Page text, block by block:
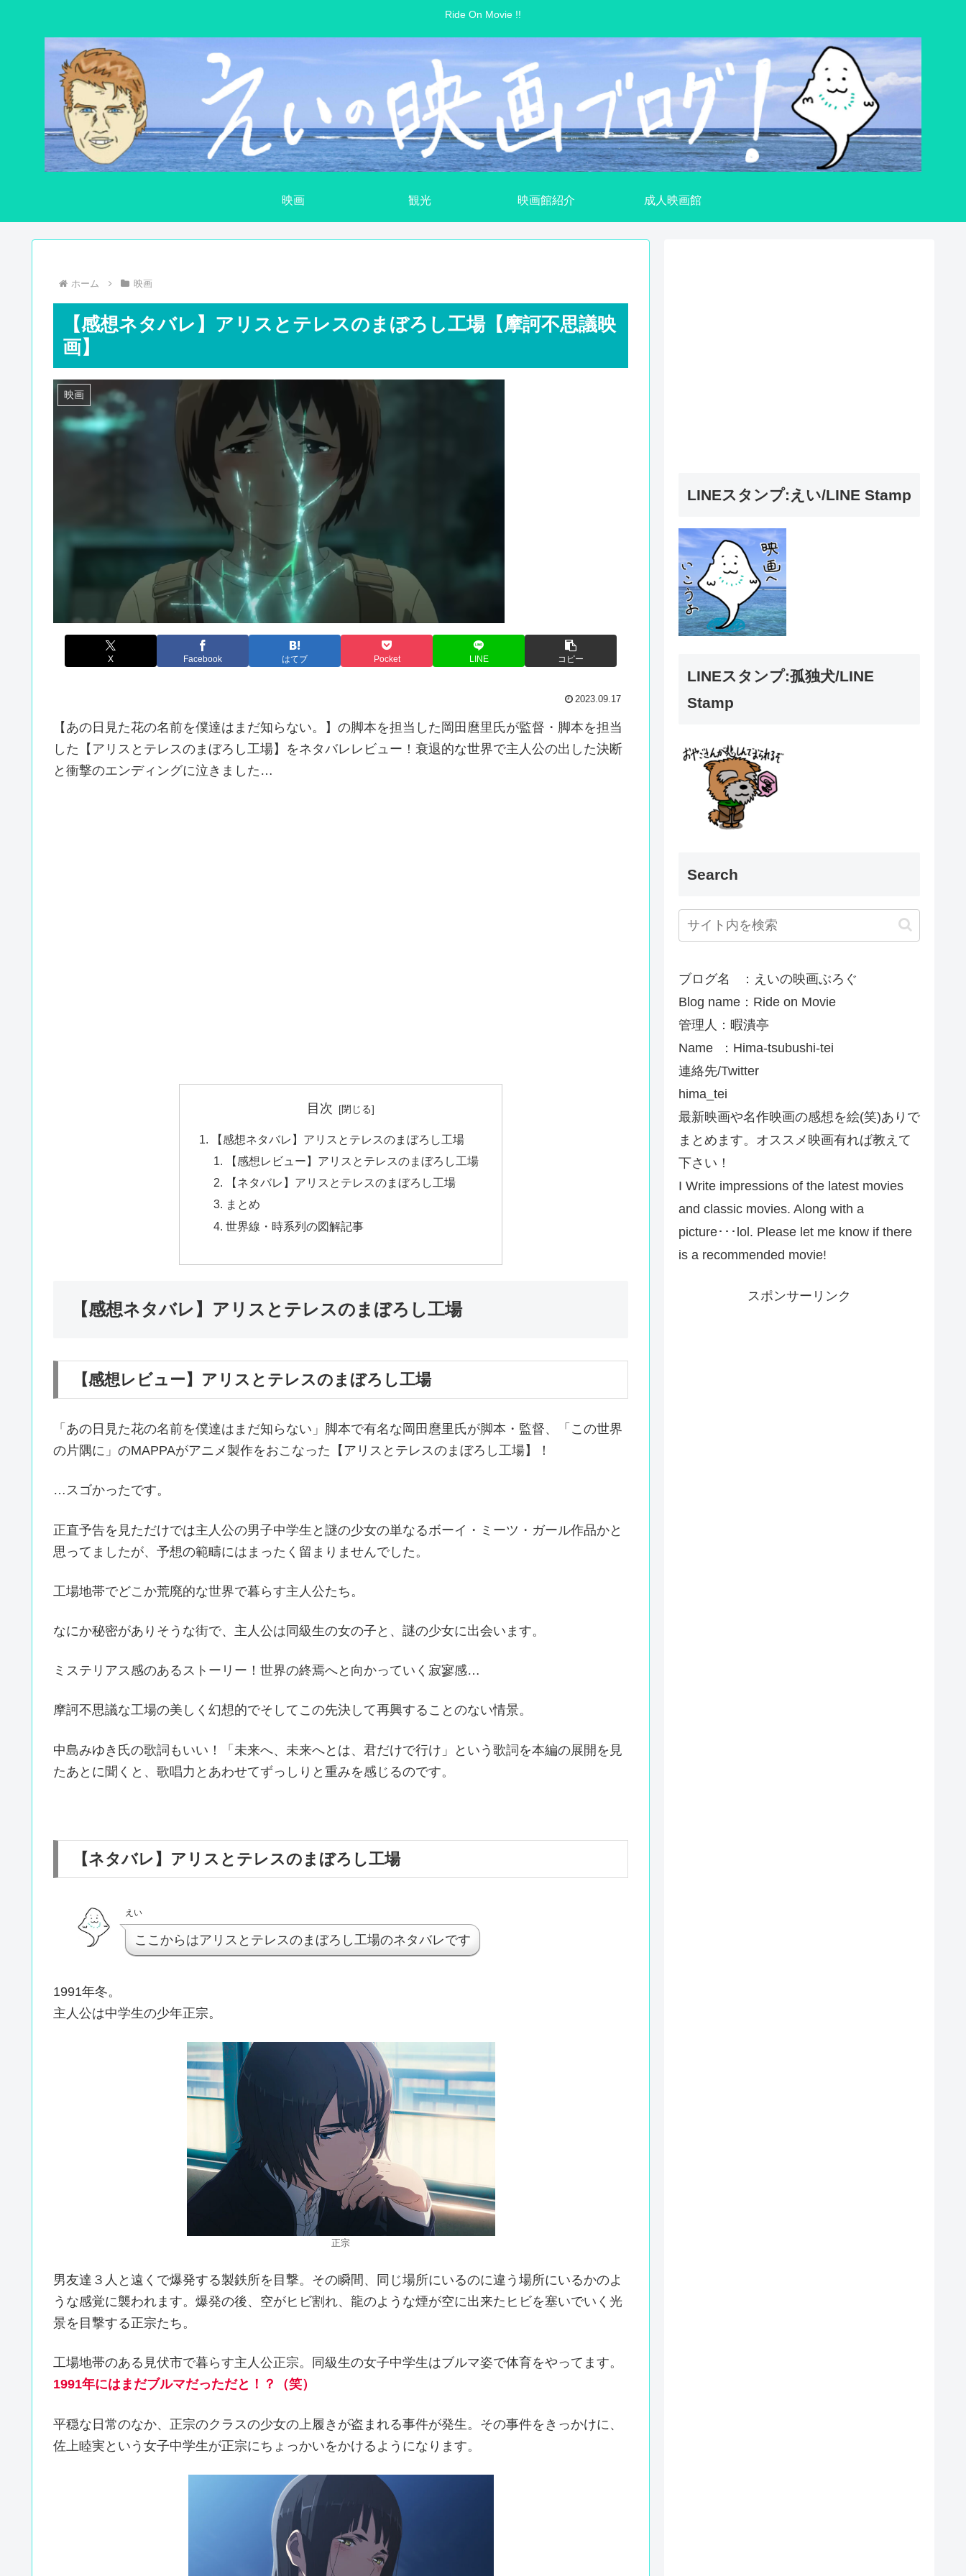
Ride On Movie !!
映画 観光 映画館紹介 成人映画館
ホーム 映画
【感想ネタバレ】アリスとテレスのまぼろし工場【摩訶不思議映
画】
映画
X Facebook はてブ Pocket LINE コピー
2023.09.17
【あの日見た花の名前を僕達はまだ知らない。】の脚本を担当した岡田麿里氏が監督・脚本を担当
した【アリスとテレスのまぼろし工場】をネタバレレビュー！衰退的な世界で主人公の出した決断
と衝撃のエンディングに泣きました…
目次
【感想ネタバレ】アリスとテレスのまぼろし工場
【感想レビュー】アリスとテレスのまぼろし工場
【ネタバレ】アリスとテレスのまぼろし工場
まとめ
世界線・時系列の図解記事
【感想ネタバレ】アリスとテレスのまぼろし工場
【感想レビュー】アリスとテレスのまぼろし工場
「あの日見た花の名前を僕達はまだ知らない」脚本で有名な岡田麿里氏が脚本・監督、「この世界
の片隅に」のMAPPAがアニメ製作をおこなった【アリスとテレスのまぼろし工場】！
…スゴかったです。
正直予告を見ただけでは主人公の男子中学生と謎の少女の単なるボーイ・ミーツ・ガール作品かと
思ってましたが、予想の範疇にはまったく留まりませんでした。
工場地帯でどこか荒廃的な世界で暮らす主人公たち。
なにか秘密がありそうな街で、主人公は同級生の女の子と、謎の少女に出会います。
ミステリアス感のあるストーリー！世界の終焉へと向かっていく寂寥感…
摩訶不思議な工場の美しく幻想的でそしてこの先決して再興することのない情景。
中島みゆき氏の歌詞もいい！「未来へ、未来へとは、君だけで行け」という歌詞を本編の展開を見
たあとに聞くと、歌唱力とあわせてずっしりと重みを感じるのです。
【ネタバレ】アリスとテレスのまぼろし工場
えい
ここからはアリスとテレスのまぼろし工場のネタバレです
1991年冬。
主人公は中学生の少年正宗。
正宗
男友達３人と遠くで爆発する製鉄所を目撃。その瞬間、同じ場所にいるのに違う場所にいるかのよ
うな感覚に襲われます。爆発の後、空がヒビ割れ、龍のような煙が空に出来たヒビを塞いでいく光
景を目撃する正宗たち。
工場地帯のある見伏市で暮らす主人公正宗。同級生の女子中学生はブルマ姿で体育をやってます。
1991年にはまだブルマだっただと！？（笑）
平穏な日常のなか、正宗のクラスの少女の上履きが盗まれる事件が発生。その事件をきっかけに、
佐上睦実という女子中学生が正宗にちょっかいをかけるようになります。
LINEスタンプ:えい/LINE Stamp
LINEスタンプ:孤独犬/LINE
Stamp
Search
ブログ名 ：えいの映画ぶろぐ
Blog name：Ride on Movie
管理人：暇潰亭
Name ：Hima-tsubushi-tei
連絡先/Twitter
hima_tei
最新映画や名作映画の感想を絵(笑)ありで
まとめます。オススメ映画有れば教えて
下さい！
I Write impressions of the latest movies
and classic movies. Along with a
picture･･･lol. Please let me know if there
is a recommended movie!
スポンサーリンク